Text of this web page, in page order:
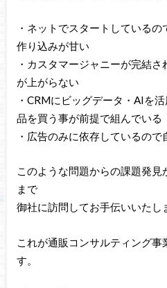
・ネットでスタートしている
作り込みが甘い
・カスタマージャニーが完結
が上がらない
・CRMにビッグデータ・AIを
品を買う事が前提で組んでいる
・広告のみに依存しているの
このような問題からの課題発
まで
御社に訪問してお手伝いいたし
これが通販コンサルティング事
す。